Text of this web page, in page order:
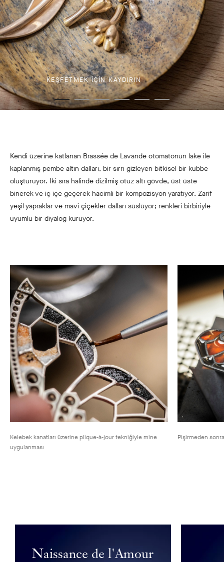
KEŞFETMEK IÇIN KAYDIRIN
Kendi üzerine katlanan Brassée de Lavande otomatonun lake ile
kaplanmış pembe altın dalları, bir sırrı gizleyen bitkisel bir kubbe
oluşturuyor. İki sıra halinde dizilmiş otuz altı gövde, üst üste
binerek ve iç içe geçerek hacimli bir kompozisyon yaratıyor. Zarif
yeşil yapraklar ve mavi çiçekler dalları süslüyor; renkleri birbiriyle
uyumlu bir diyalog kuruyor.
Kelebek kanatları üzerine plique-à-jour tekniğiyle mine
uygulanması
Pişirmeden
Naissance de l'Amour